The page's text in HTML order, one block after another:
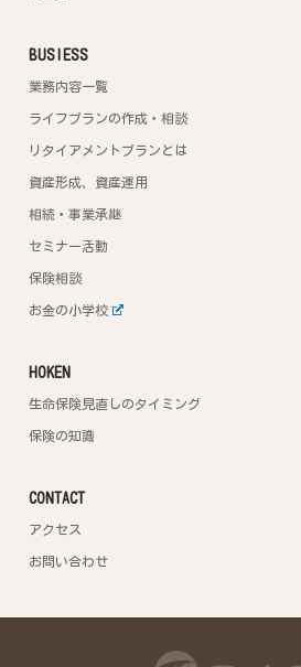
BUSIESS
業務内容一覧
ライフプランの作成・相談
リタイアメントプランとは
資産形成、資産運用
相続・事業承継
セミナー活動
保険相談
お金の小学校
HOKEN
生命保険見直しのタイミング
保険の知識
CONTACT
アクセス
お問い合わせ